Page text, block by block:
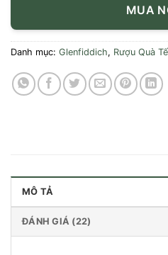
MUA
Danh mục: Glenfiddich, Rượu Quà
MÔ TẢ
ĐÁNH GIÁ (22)